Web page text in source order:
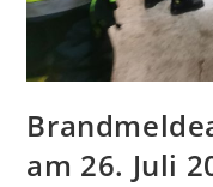
am 26. Juli